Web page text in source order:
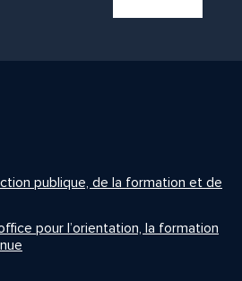
publique, de la formation et de
pour l’orientation, la formation